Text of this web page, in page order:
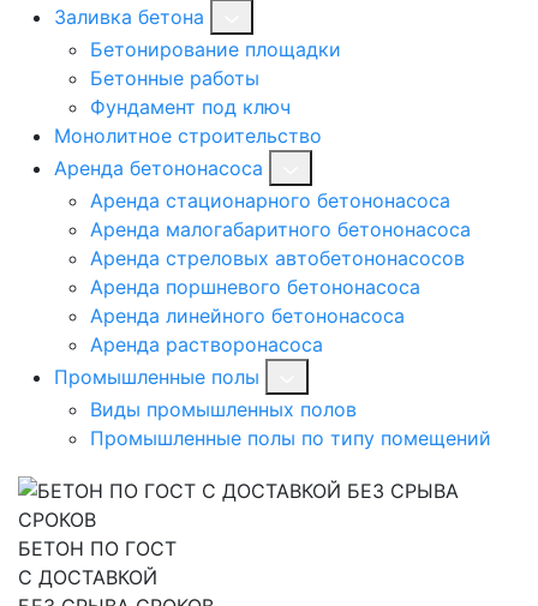
Заливка бетона
Бетонирование площадки
Бетонные работы
Фундамент под ключ
Монолитное строительство
Аренда бетононасоса
Аренда стационарного бетононасоса
Аренда малогабаритного бетононасоса
Аренда стреловых автобетононасосов
Аренда поршневого бетононасоса
Аренда линейного бетононасоса
Аренда растворонасоса
Промышленные полы
Виды промышленных полов
Промышленные полы по типу помещений
БЕТОН ПО ГОСТ
С ДОСТАВКОЙ